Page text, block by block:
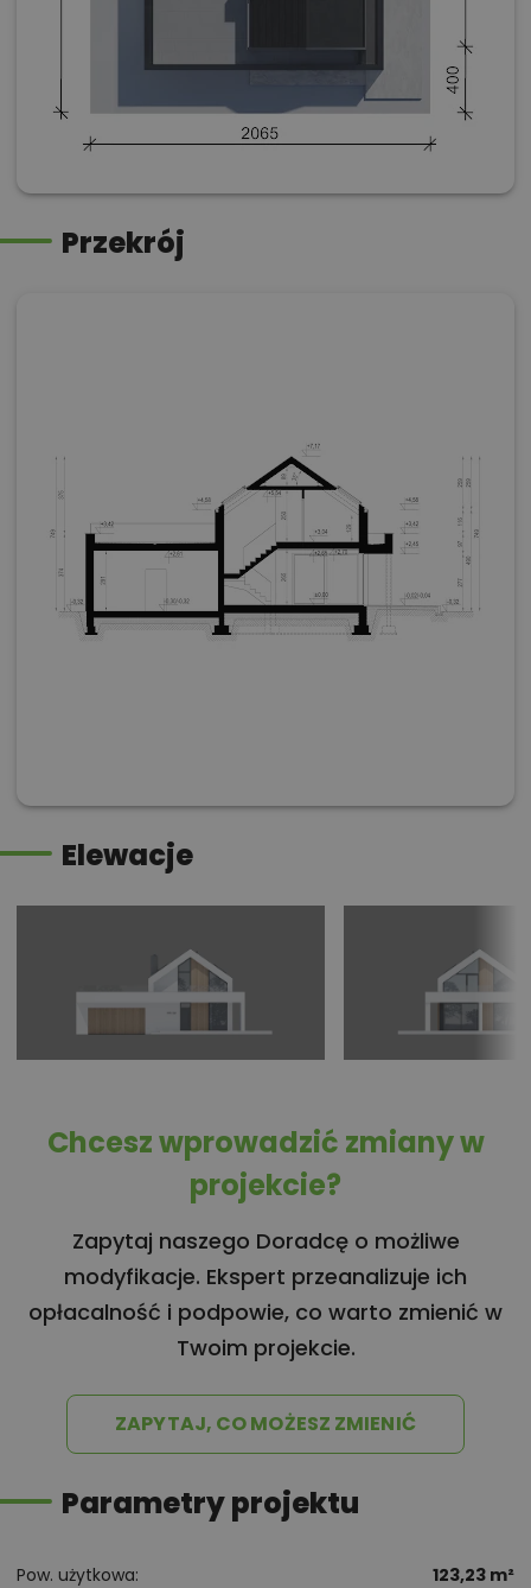
Przekrój
Elewacje
Chcesz wprowadzić zmiany w
projekcie?
Zapytaj naszego Doradcę o możliwe
modyfikacje. Ekspert przeanalizuje ich
opłacalność i podpowie, co warto zmienić w
Twoim projekcie.
ZAPYTAJ, CO MOŻESZ ZMIENIĆ
Parametry projektu
Pow. użytkowa
123,23 m²